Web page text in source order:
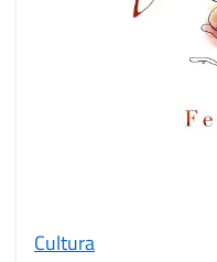
Cultura